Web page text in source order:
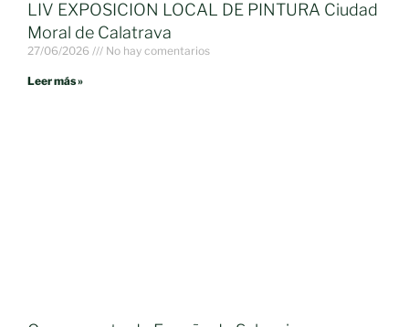
LIV EXPOSICION LOCAL DE PINTURA Ciudad
Moral de Calatrava
27/06/2026 No hay comentarios
Leer más »